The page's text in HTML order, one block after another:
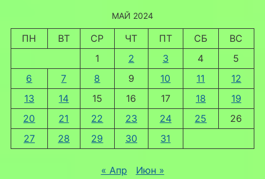
МАЙ 2024
ПН ВТ СР ЧТ ПТ СБ
ВС
1
2 3 4
5
6
7 8 9 10 11
12
13
14 15 16 17 18
19
20
21 22 23 24 25
26
27
28 29 30 31
« Апр Июн »